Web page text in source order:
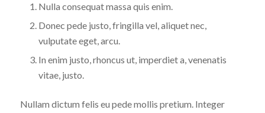
Nulla consequat massa quis enim.
Donec pede justo, fringilla vel, aliquet nec,
vulputate eget, arcu.
In enim justo, rhoncus ut, imperdiet a, venenatis
vitae, justo.
Nullam dictum felis eu pede mollis pretium. Integer